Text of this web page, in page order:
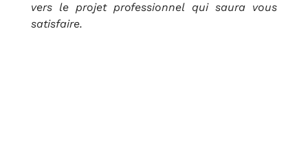
vers le projet professionnel qui saura vous
satisfaire.